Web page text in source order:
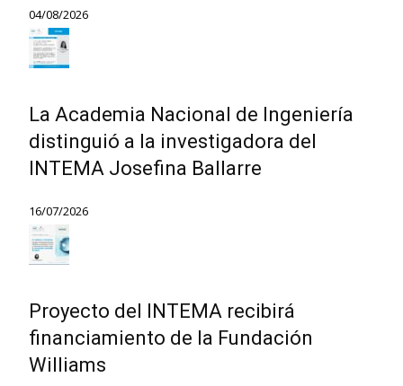
04/08/2026
La Academia Nacional de Ingeniería
distinguió a la investigadora del
INTEMA Josefina Ballarre
16/07/2026
Proyecto del INTEMA recibirá
financiamiento de la Fundación
Williams